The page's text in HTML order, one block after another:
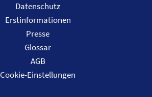
Datenschutz
Erstinformationen
Presse
Glossar
AGB
Cookie-Einstellungen